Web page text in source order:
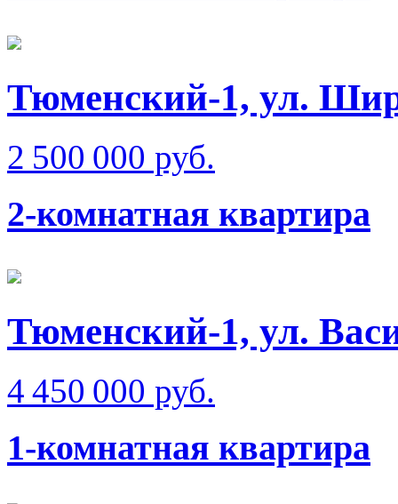
Тюменский-1, ул.
2 500 000 руб.
2-комнатная квартира
Тюменский-1, ул.
4 450 000 руб.
1-комнатная квартира